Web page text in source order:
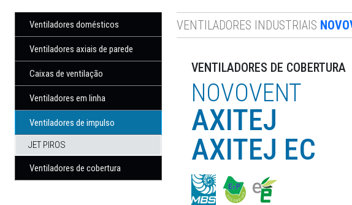
Ventiladores domésticos
Ventiladores axiais de parede
Caixas de ventilação
Ventiladores em linha
Ventiladores de impulso
JET PIROS
Ventiladores de cobertura
VENTILADORES INDUSTRIAIS
VENTILADORES DE COBERTURA
NOVOVENT
AXITEJ
AXITEJ EC